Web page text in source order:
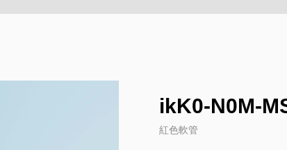
ikK0-N0M-
紅色軟管